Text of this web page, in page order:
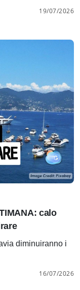
19/07/2026
calo
diminuiranno i
16/07/2026